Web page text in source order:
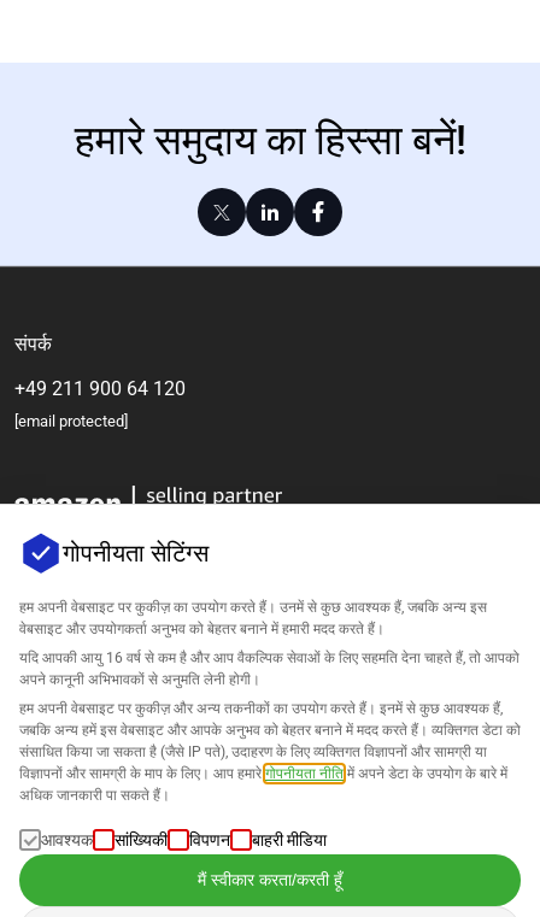
हमारे समुदाय का हिस्सा बनें!
संपर्क
+49 211 900 64 120
[email protected]
कंपनी
सहायता
Amazon के लिए समाधान
हिन्दी
गोपनीयता सेटिंग्स
हम अपनी वेबसाइट पर कुकीज़ का उपयोग करते हैं। उनमें से कुछ आवश्यक हैं, जबकि अन्य इस
वेबसाइट और उपयोगकर्ता अनुभव को बेहतर बनाने में हमारी मदद करते हैं।
यदि आपकी आयु 16 वर्ष से कम है और आप वैकल्पिक सेवाओं के लिए सहमति देना चाहते हैं, तो आपको
अपने कानूनी अभिभावकों से अनुमति लेनी होगी।
हम अपनी वेबसाइट पर कुकीज़ और अन्य तकनीकों का उपयोग करते हैं। इनमें से कुछ आवश्यक हैं,
जबकि अन्य हमें इस वेबसाइट और आपके अनुभव को बेहतर बनाने में मदद करते हैं। व्यक्तिगत डेटा को
संसाधित किया जा सकता है (जैसे IP पते), उदाहरण के लिए व्यक्तिगत विज्ञापनों और सामग्री या
विज्ञापनों और सामग्री के माप के लिए। आप हमारे गोपनीयता नीति में अपने डेटा के उपयोग के बारे में
अधिक जानकारी पा सकते हैं।
आवश्यक सांख्यिकी विपणन बाहरी मीडिया
मैं स्वीकार करता/करती हूँ